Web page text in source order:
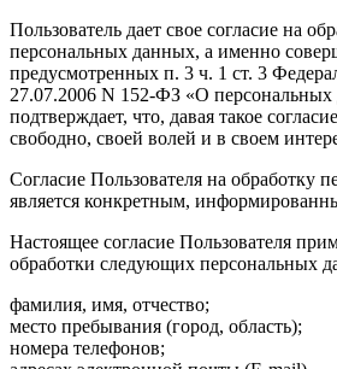
Пользователь дает свое согласие на
персональных данных, а именно
предусмотренных п. 3 ч. 1 ст. 3
27.07.2006 N 152-ФЗ «О
подтверждает, что, давая такое
свободно, своей волей и в своем
Согласие Пользователя на обработку
является конкретным,
Настоящее согласие Пользователя
обработки следующих персональных
фамилия, имя, отчество;
место пребывания (город, область);
номера телефонов;